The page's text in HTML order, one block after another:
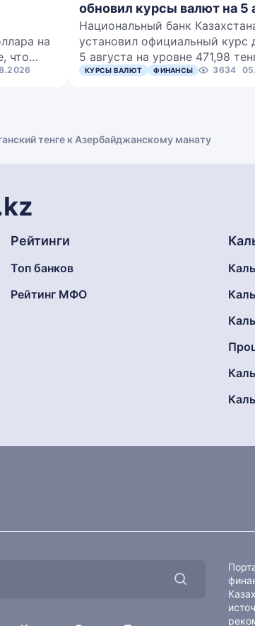
на
что…
обновил курсы валют на 5
Национальный банк
установил официальный курс
5 августа на уровне 471,98
КУРСЫ ВАЛЮТ ФИНАНСЫ 3634
тенге к Азербайджанскому манату
Рейтинги
Топ банков
Рейтинг МФО